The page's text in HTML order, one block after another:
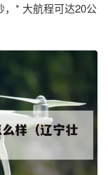
，* 大航程可达20公